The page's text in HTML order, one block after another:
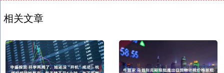
相关文章